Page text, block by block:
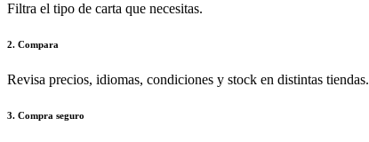
Filtra el tipo de carta que necesitas.
2. Compara
Revisa precios, idiomas, condiciones y stock en distintas tiendas.
3. Compra seguro